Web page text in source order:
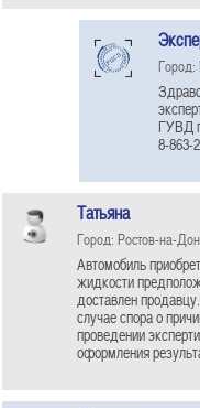
Город:
ГУВД
8-863-
Татьяна
Город: Ростов-на-
Автомобиль
жидкости
доставлен
случае спора о
проведении
оформления